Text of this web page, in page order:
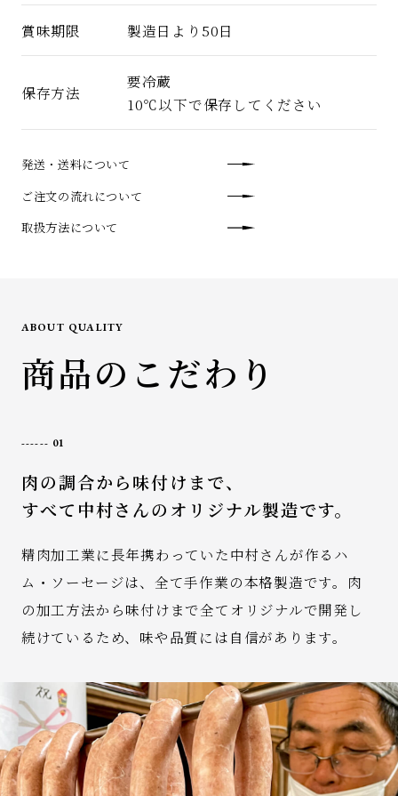
賞味期限 製造日より50日
保存方法
要冷蔵
10℃以下で保存してください
発送・送料について
ご注文の流れについて
取扱方法について
ABOUT QUALITY
商品のこだわり
01
肉の調合から味付けまで、
すべて中村さんのオリジナル製造です。
精肉加工業に長年携わっていた中村さんが作るハ
ム・ソーセージは、全て手作業の本格製造です。肉
の加工方法から味付けまで全てオリジナルで開発し
続けているため、味や品質には自信があります。